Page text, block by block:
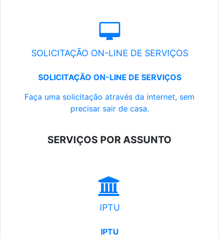
SOLICITAÇÃO ON-LINE DE SERVIÇOS
SOLICITAÇÃO ON-LINE DE SERVIÇOS
Faça uma solicitação através da internet, sem
precisar sair de casa.
SERVIÇOS POR ASSUNTO
IPTU
IPTU